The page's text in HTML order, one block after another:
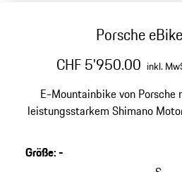
Porsche
CHF 5'950.00 inkl.
E-Mountainbike von Porsche
leistungsstarkem Shimano
Produktspezifikation kann von
Größe:-